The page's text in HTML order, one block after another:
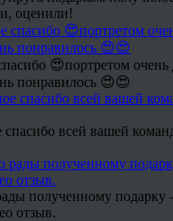
оценили!
😍портретом
понравилось 😍😍
всей вашей
полученному подарку
отзыв.